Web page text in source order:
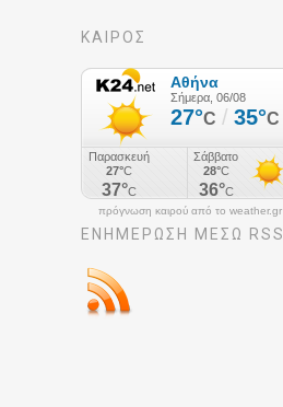
ΚΑΙΡΟΣ
πρόγνωση καιρού από το weather.gr
ΕΝΗΜΈΡΩΣΉ ΜΕΣΩ RSS